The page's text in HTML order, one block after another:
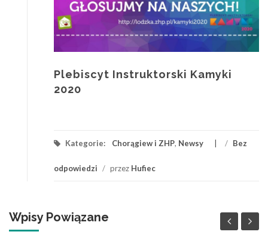
Plebiscyt Instruktorski Kamyki
2020
Kategorie: Chorągiew i ZHP, Newsy / Bez
odpowiedzi / przez Hufiec
Wpisy Powiązane